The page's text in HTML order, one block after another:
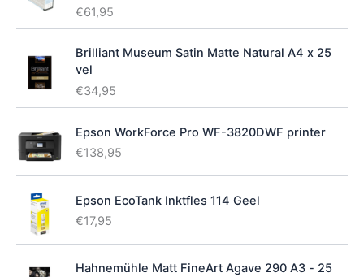
h
€61,95
Brilliant Museum Satin Matte Natural A4 x 25
vel
€34,95
Epson WorkForce Pro WF-3820DWF printer
€138,95
Epson EcoTank Inktfles 114 Geel
€17,95
Hahnemühle Matt FineArt Agave 290 A3 - 25